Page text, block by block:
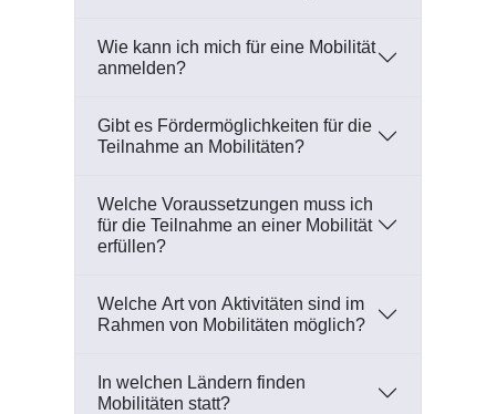
Wie kann ich mich für eine Mobilität
anmelden?
Gibt es Fördermöglichkeiten für die
Teilnahme an Mobilitäten?
Welche Voraussetzungen muss ich
für die Teilnahme an einer Mobilität
erfüllen?
Welche Art von Aktivitäten sind im
Rahmen von Mobilitäten möglich?
In welchen Ländern finden
Mobilitäten statt?